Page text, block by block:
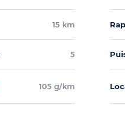
15 km
5
105 g/km